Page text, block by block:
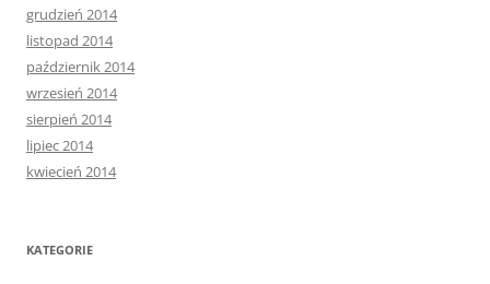
grudzień 2014
listopad 2014
październik 2014
wrzesień 2014
sierpień 2014
lipiec 2014
kwiecień 2014
KATEGORIE